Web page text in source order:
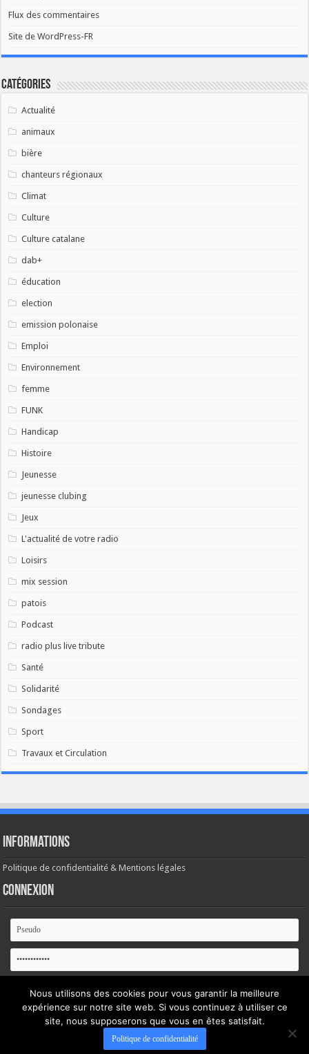
Flux des commentaires
Site de WordPress-FR
Catégories
Actualité
animaux
bière
chanteurs régionaux
Climat
Culture
Culture catalane
dab+
éducation
election
emission polonaise
Emploi
Environnement
femme
FUNK
Handicap
Histoire
Jeunesse
jeunesse clubing
Jeux
L'actualité de votre radio
Loisirs
mix session
patois
Podcast
radio plus live tribute
Santé
Solidarité
Sondages
Sport
Travaux et Circulation
Informations
Politique de confidentialité & Mentions légales
Connexion
Se souvenir de moi
Mot de passe oublié ?
Nous utilisons des cookies pour vous garantir la meilleure
expérience sur notre site web. Si vous continuez à utiliser ce
site, nous supposerons que vous en êtes satisfait.
Politique de confidentialité